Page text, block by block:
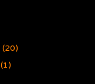
(20)
(1)